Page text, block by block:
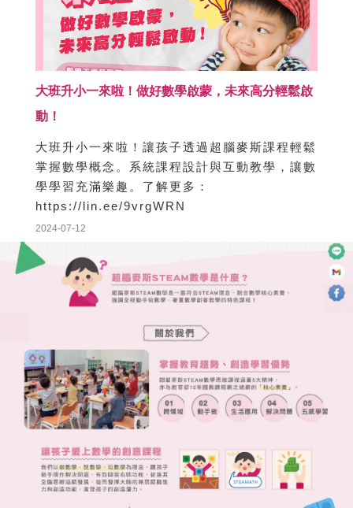
當我們齊心協力，共同創造教育奇蹟！
參與超腦麥斯師資培訓，提升教學技巧，了解最
新教學策略。這次線上培訓聚焦教育革新，讓補
教界教師們受益匪淺。了解更多：
https://lin.ee/nxoNm96
大班升小一來啦！做好數學啟蒙，未來高分輕鬆啟
動！
大班升小一來啦！讓孩子透過超腦麥斯課程輕鬆
掌握數學概念。系統課程設計與互動教學，讓數
https://lin.ee/9vrgWRN
2024-07-12